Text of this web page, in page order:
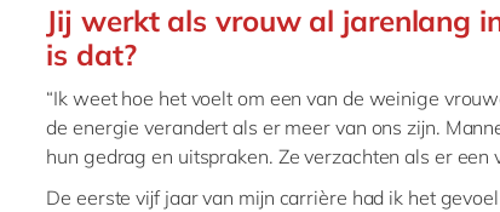
Jij werkt als vrouw al jarenlang
is dat?
“Ik weet hoe het voelt om een van de weinige
de energie verandert als er meer van ons zijn.
hun gedrag en uitspraken. Ze verzachten als er een
De eerste vijf jaar van mijn carrière had ik het